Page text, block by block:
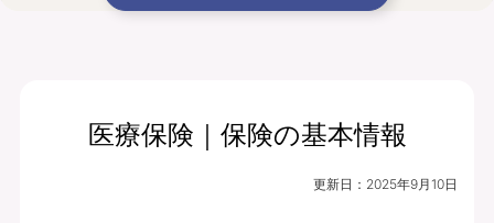
月払保険料 保険期間
終身（総合先進医
医療保険｜保険の基本情報
更新日： 2025年9月10日